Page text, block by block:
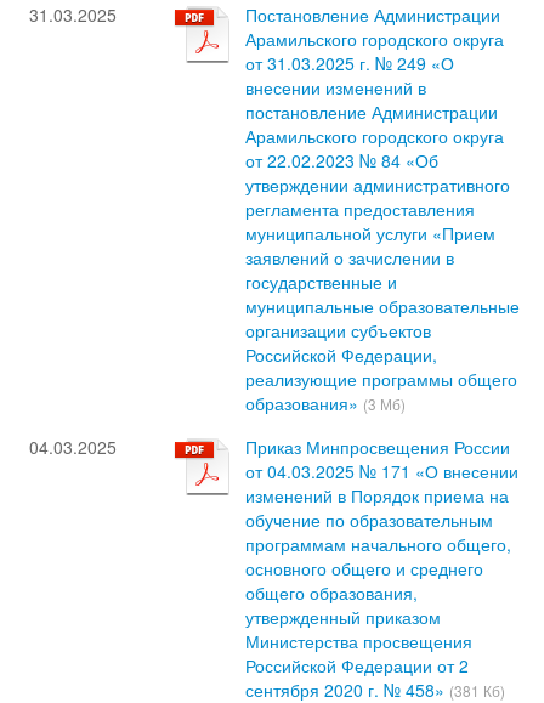
31.03.2025
Постановление Администрации
Арамильского городского округа
от 31.03.2025 г. № 249 «О
внесении изменений в
постановление Администрации
Арамильского городского округа
от 22.02.2023 № 84 «Об
утверждении административного
регламента предоставления
муниципальной услуги «Прием
заявлений о зачислении в
государственные и
муниципальные образовательные
организации субъектов
Российской Федерации,
реализующие программы общего
образования» (3 Мб)
04.03.2025
Приказ Минпросвещения России
от 04.03.2025 № 171 «О внесении
изменений в Порядок приема на
обучение по образовательным
программам начального общего,
основного общего и среднего
общего образования,
утвержденный приказом
Министерства просвещения
Российской Федерации от 2
сентября 2020 г. № 458» (381 Кб)